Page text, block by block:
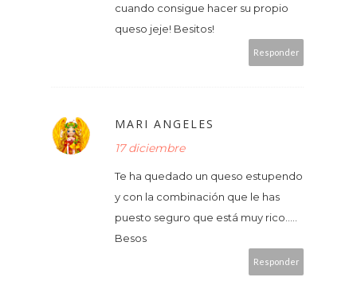
cuando consigue hacer su propio
queso jeje! Besitos!
Responder
MARI ANGELES
17 diciembre
Te ha quedado un queso estupendo
y con la combinación que le has
puesto seguro que está muy rico.....
Besos
Responder